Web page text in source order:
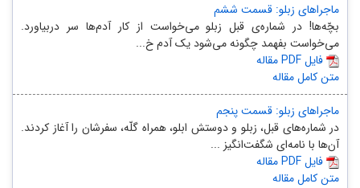
ماجراهای زبلو: قسمت ششم
بچّه‌ها! در شماره‌ی قبل زبلو می‌خواست از کار آدم‌ها سر دربیاورد.
می‌خواست بفهمد چگونه می‌شود یک آدم خ...
مقاله PDF فایل
متن کامل مقاله
ماجراهای زبلو: قسمت پنجم
در شماره‌ها‌ی‌ قبل، زبلو و دوستش ابلو، همراه گلّه، سفرشان را آغاز کردند.
آن‌ها با نامه‌ای شگفت‌انگیز ...
مقاله PDF فایل
متن کامل مقاله